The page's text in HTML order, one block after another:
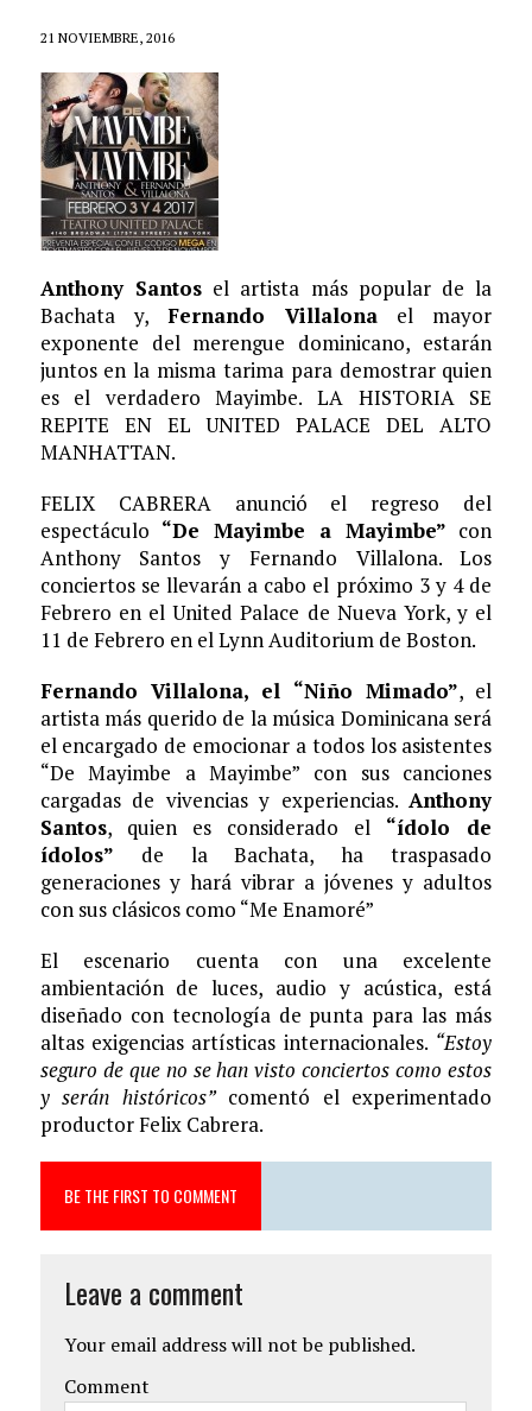
21 NOVIEMBRE, 2016
Anthony Santosel artista más popular de la
Bachata y, Fernando Villalona el mayor
exponente del merengue dominicano, estarán
juntos en la misma tarima para demostrar quien
es el verdadero Mayimbe. LA HISTORIA SE
REPITE EN EL UNITED PALACE DEL ALTO
MANHATTAN.
FELIX CABRERA anunció el regreso del
espectáculo “De Mayimbe a Mayimbe” con
Anthony Santos y Fernando Villalona. Los
conciertos se llevarán a cabo el próximo 3 y 4 de
Febrero en el United Palace de Nueva York, y el
11 de Febrero en el Lynn Auditorium de Boston.
Fernando Villalona, el “Niño Mimado”, el
artista más querido de la música Dominicana será
el encargado de emocionar a todos los asistentes
“De Mayimbe a Mayimbe” con sus canciones
cargadas de vivencias y experiencias. Anthony
Santos, quien es considerado el “ídolo de
ídolos” de la Bachata, ha traspasado
generaciones y hará vibrar a jóvenes y adultos
con sus clásicos como “Me Enamoré”
El escenario cuenta con una excelente
ambientación de luces, audio y acústica, está
diseñado con tecnología de punta para las más
altas exigencias artísticas internacionales. “Estoy
seguro de que no se han visto conciertos como estos
y serán históricos”comentó el experimentado
productor Felix Cabrera.
BE THE FIRST TO COMMENT
Leave a comment
Your email address will not be published.
Comment